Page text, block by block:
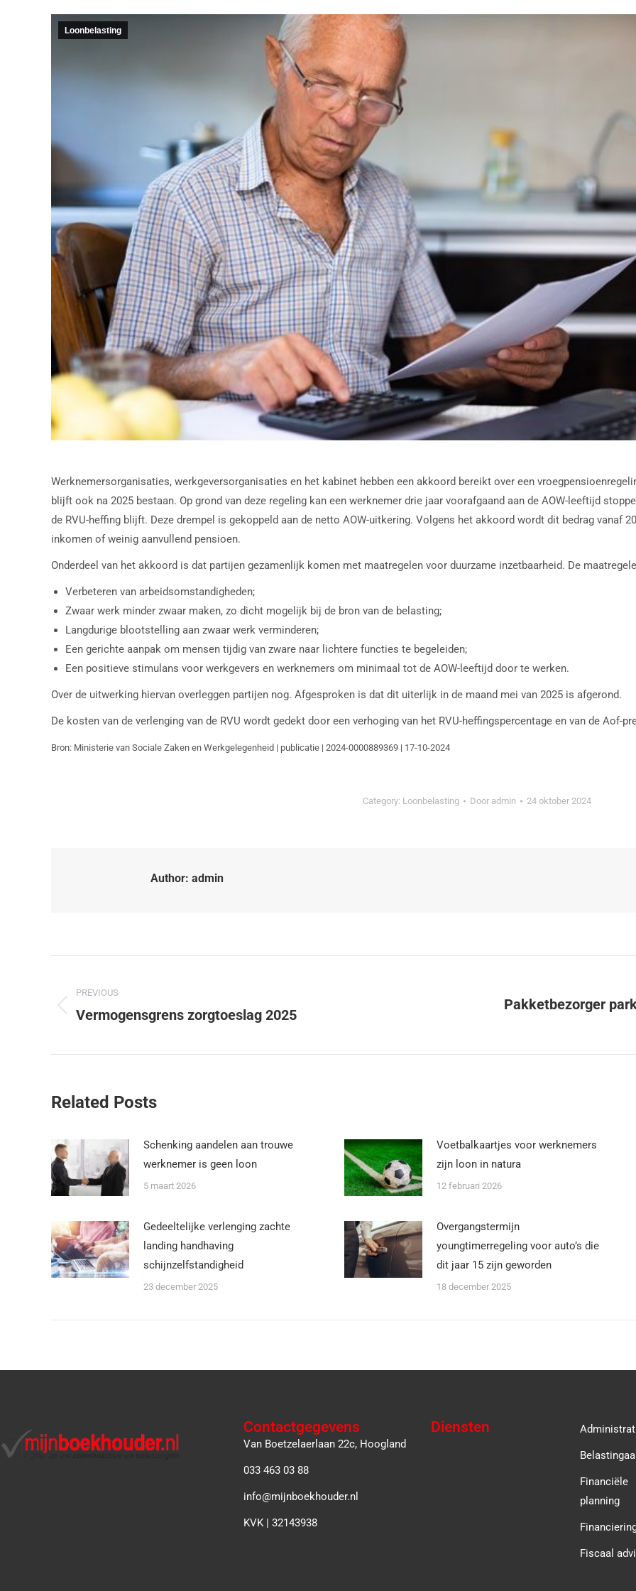
Loonbelasting
Werknemersorganisaties, werkgeversorganisaties en het kabinet hebben een akkoord bereikt over een
blijft ook na 2025 bestaan. Op grond van deze regeling kan een werknemer drie jaar voorafgaand aan de AOW-leeftijd
de RVU-heffing blijft. Deze drempel is gekoppeld aan de netto AOW-uitkering. Volgens het akkoord wordt dit bedrag vanaf
inkomen of weinig aanvullend pensioen.
Onderdeel van het akkoord is dat partijen gezamenlijk komen met maatregelen voor duurzame inzetbaarheid. De
Verbeteren van arbeidsomstandigheden;
Zwaar werk minder zwaar maken, zo dicht mogelijk bij de bron van de belasting;
Langdurige blootstelling aan zwaar werk verminderen;
Een gerichte aanpak om mensen tijdig van zware naar lichtere functies te begeleiden;
Een positieve stimulans voor werkgevers en werknemers om minimaal tot de AOW-leeftijd door te werken.
Over de uitwerking hiervan overleggen partijen nog. Afgesproken is dat dit uiterlijk in de maand mei van 2025 is afgerond.
De kosten van de verlenging van de RVU wordt gedekt door een verhoging van het RVU-heffingspercentage en van de Aof-
Bron: Ministerie van Sociale Zaken en Werkgelegenheid | publicatie | 2024-0000889369 | 17-10-2024
Category: Loonbelasting Door admin 24 oktober 2024
Author: admin
PREVIOUS
Vermogensgrens zorgtoeslag 2025
Pakketbezorger
Related Posts
Schenking aandelen aan trouwe
werknemer is geen loon
5 maart 2026
Voetbalkaartjes voor werknemers
zijn loon in natura
12 februari 2026
Gedeeltelijke verlenging zachte
landing handhaving
schijnzelfstandigheid
23 december 2025
Overgangstermijn
youngtimerregeling voor auto’s die
dit jaar 15 zijn geworden
18 december 2025
Contactgegevens
Van Boetzelaerlaan 22c, Hoogland
033 463 03 88
info@mijnboekhouder.nl
KVK | 32143938
Diensten
Financiële
planning
Fiscaal